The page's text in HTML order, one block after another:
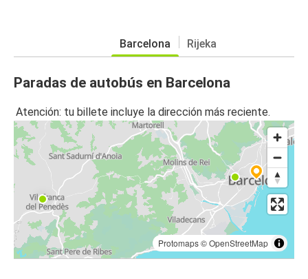
Barcelona Rijeka
Paradas de autobús en Barcelona
Atención: tu billete incluye la dirección más reciente.
Protomaps©OpenStreetMap